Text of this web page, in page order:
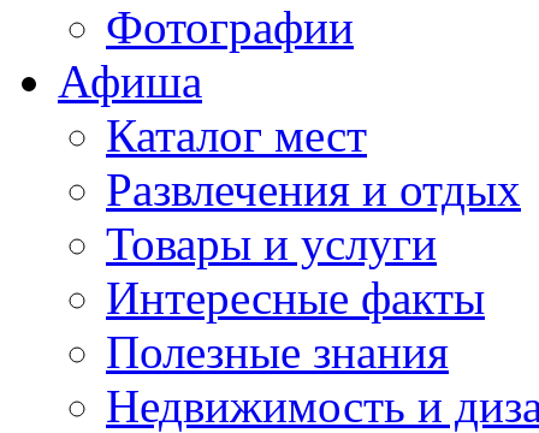
Фотографии
Афиша
Каталог мест
Развлечения и отдых
Товары и услуги
Интересные факты
Полезные знания
Недвижимость и